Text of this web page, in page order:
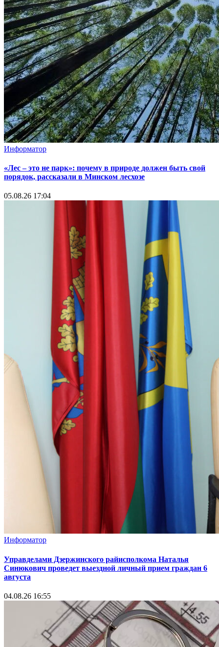
Информатор
«Лес – это не парк»: почему в природе должен быть свой
порядок, рассказали в Минском лесхозе
05.08.26 17:04
Информатор
Управделами Дзержинского райисполкома Наталья
Синюкович проведет выездной личный прием граждан 6
августа
04.08.26 16:55